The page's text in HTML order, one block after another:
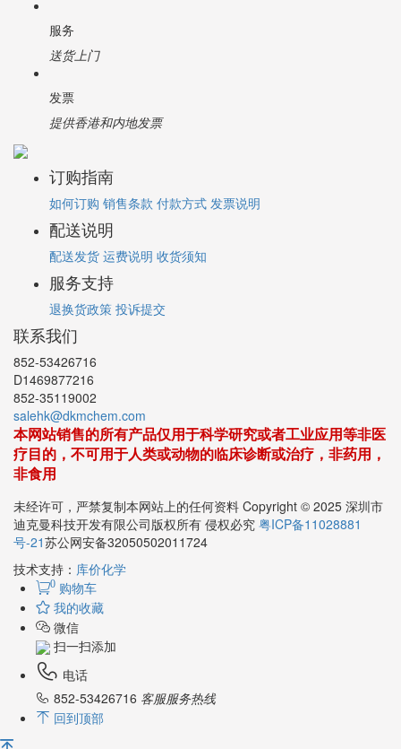
服务
送货上门
发票
提供香港和内地发票
订购指南
如何订购 销售条款 付款方式 发票说明
配送说明
配送发货 运费说明 收货须知
服务支持
退换货政策 投诉提交
联系我们
852-53426716
D1469877216
852-35119002
salehk@dkmchem.com
本网站销售的所有产品仅用于科学研究或者工业应用等非医
疗目的，不可用于人类或动物的临床诊断或治疗，非药用，
非食用
未经许可，严禁复制本网站上的任何资料 Copyright © 2025 深圳市
迪克曼科技开发有限公司版权所有 侵权必究 粤ICP备11028881
号-21苏公网安备32050502011724
技术支持： 库价化学
0 购物车
我的收藏
微信
扫一扫添加
电话
852-53426716 客服服务热线
回到顶部